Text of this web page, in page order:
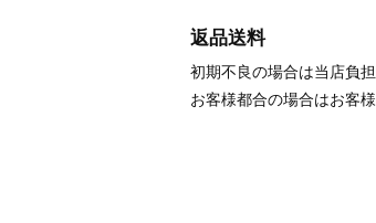
返品送料
初期不良の場合は当店負担
お客様都合の場合はお客